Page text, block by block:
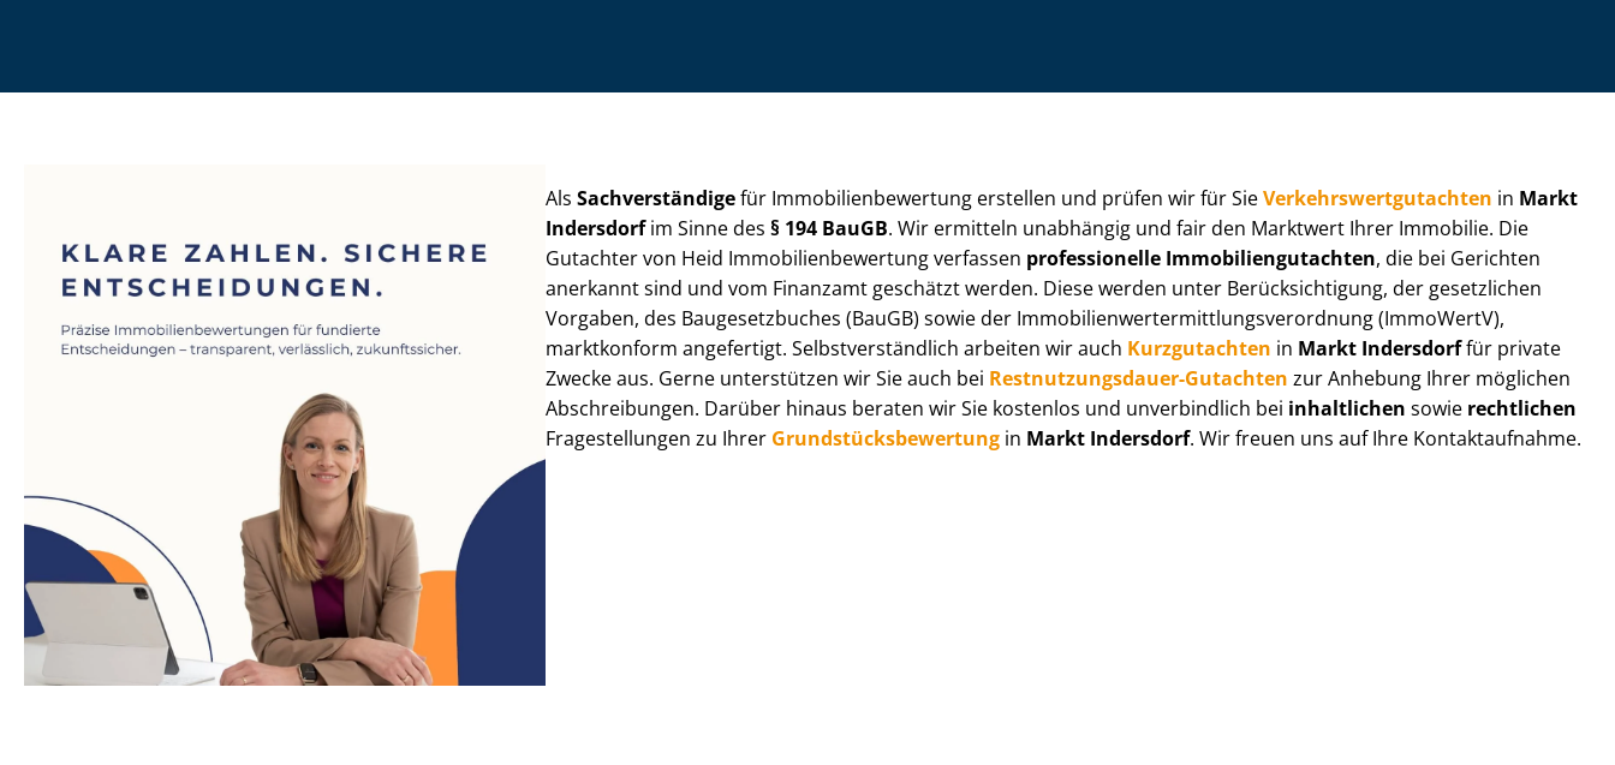
AlsSachverständigefür Im­mo­bi­li­en­be­wer­tung erstellen und prüfen wir für SieVer­kehrs­wert­gut­ach­ten in Markt
Indersdorfim Sinne des§ 194 BauGB. Wir ermitteln unabhängig und fair den Marktwert Ihrer Immobilie. Die
Gutachter von Heid Im­mo­bi­li­en­be­wer­tung verfassen professionelle Im­mo­bi­li­en­gut­ach­ten, die bei Gerichten
anerkannt sind und vom Finanzamt geschätzt werden. Diese werden unter Be­rück­sich­ti­gung, der gesetzlichen
Vorgaben, des Baugesetzbuches (BauGB) sowie der Im­mo­bi­li­en­wert­ermitt­lungs­ver­ord­nung (ImmoWertV),
marktkonform angefertigt. Selbst­ver­ständ­lich arbeiten wir auch Kurzgutachten in Markt Indersdorffür private
Zwecke aus. Gerne unterstützen wir Sie auch bei Rest­nut­zungs­dau­er-Gutachten zur Anhebung Ihrer möglichen
Abschreibungen. Darüber hinaus beraten wir Sie kostenlos und unverbindlich bei inhaltlichen sowie rechtlichen
Fragestellungen zu Ihrer Grund­stücks­be­wer­tung in Markt Indersdorf. Wir freuen uns auf Ihre Kontaktaufnahme.